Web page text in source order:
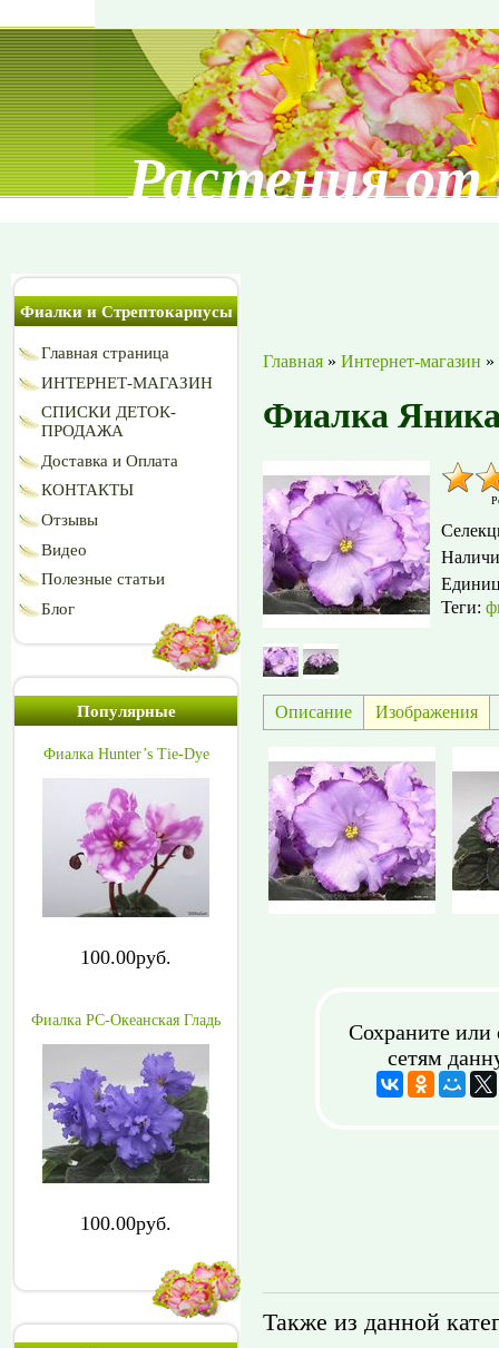
Растения
Фиалки и Стрептокарпусы
Главная страница
ИНТЕРНЕТ-МАГАЗИН
СПИСКИ ДЕТОК-
ПРОДАЖА
Доставка и Оплата
КОНТАКТЫ
Отзывы
Видео
Полезные статьи
Блог
Популярные
Фиалка Hunter’s Tie-Dye
100.00руб.
Фиалка РС-Океанская Гладь
100.00руб.
Главная » Интернет-магазин »
Фиалка
Теги:
Описание Изображения
Сохраните или
сетям
Также из данной